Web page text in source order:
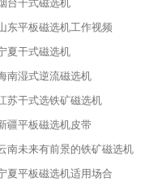
台干式磁选机
东平板磁选机工作视频
夏干式磁选机
南湿式逆流磁选机
苏干式选铁矿磁选机
疆平板磁选机皮带
南未来有前景的铁矿磁选机
夏平板磁选机适用场合